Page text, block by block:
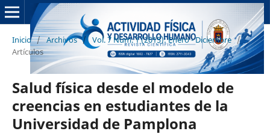
Inicio / Archivos / Vol. 7 Núm. 1 (2015): Enero - Diciembre /
Artículos
Salud física desde el modelo de
creencias en estudiantes de la
Universidad de Pamplona